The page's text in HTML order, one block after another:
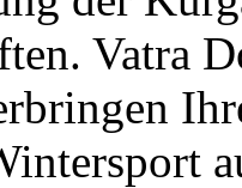
Vatra